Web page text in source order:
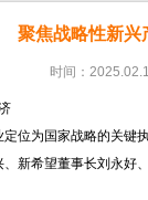
聚焦战略性新兴
时间：
为国家战略的关键
新希望董事长刘永